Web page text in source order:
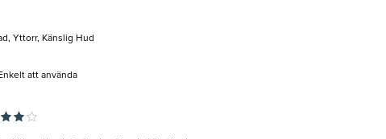
Yttorr, Känslig Hud
att använda